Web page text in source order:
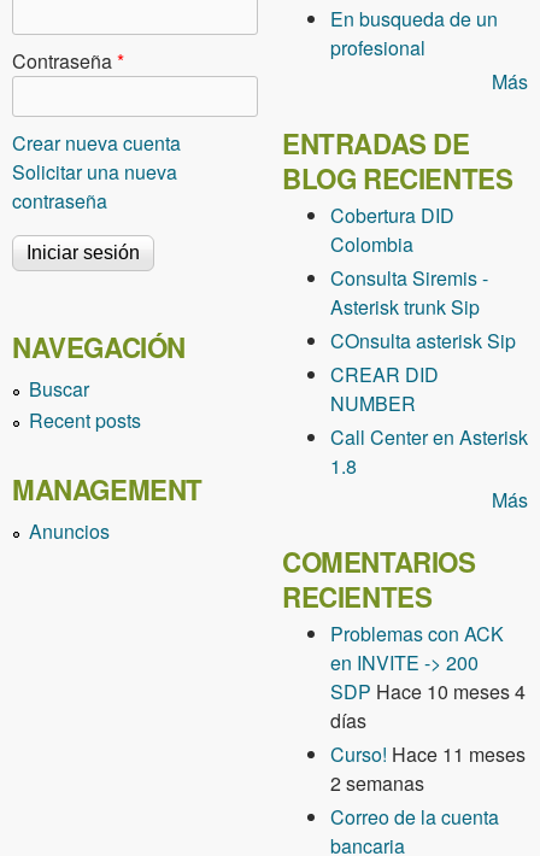
Contraseña*
Crear nueva cuenta
Solicitar una nueva
contraseña
NAVEGACIÓN
Buscar
Recent posts
MANAGEMENT
Anuncios
En busqueda de un
profesional
Más
ENTRADAS DE
BLOG RECIENTES
Cobertura DID
Colombia
Consulta Siremis -
Asterisk trunk Sip
COnsulta asterisk Sip
CREAR DID
NUMBER
Call Center en Asterisk
1.8
Más
COMENTARIOS
RECIENTES
Problemas con ACK
en INVITE -> 200
SDP Hace 10 meses 4
días
Curso! Hace 11 meses
2 semanas
Correo de la cuenta
bancaria